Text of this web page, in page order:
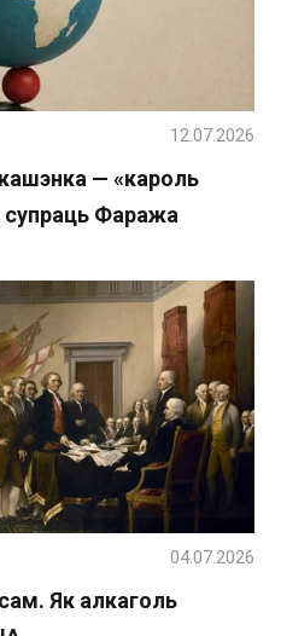
— «кароль
Фаража
12.07.2026
Як алкаголь
04.07.2026